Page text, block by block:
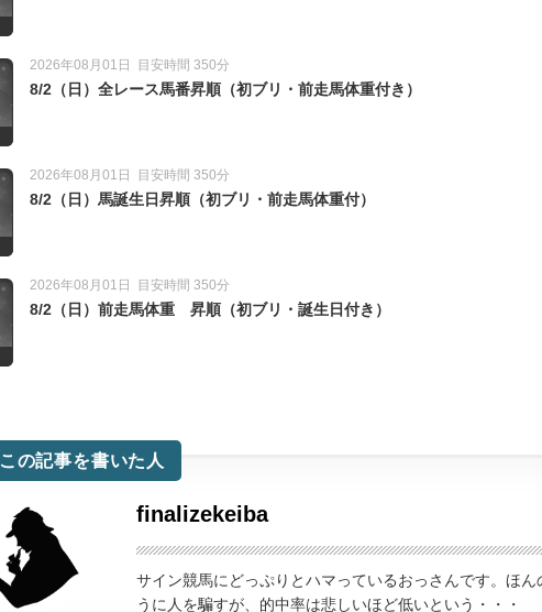
2026年08月01日 目安時間 350分
8/2（日）全レース馬番昇順（初ブリ・前走馬体重付き）
2026年08月01日 目安時間 350分
8/2（日）馬誕生日昇順（初ブリ・前走馬体重付）
2026年08月01日 目安時間 350分
8/2（日）前走馬体重 昇順（初ブリ・誕生日付き）
この記事を書いた人
finalizekeiba
サイン競馬にどっぷりとハマっているおっさんです。ほ
うに人を騙すが、的中率は悲しいほど低いという・・・